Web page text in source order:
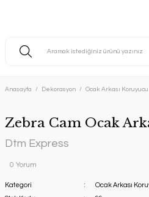
Anasayfa Dekorasyon Ocak Arkası Koruyucu
Zebra Cam Ocak
Dtm Express
0 Yorum
Kategori
Ocak Arkası